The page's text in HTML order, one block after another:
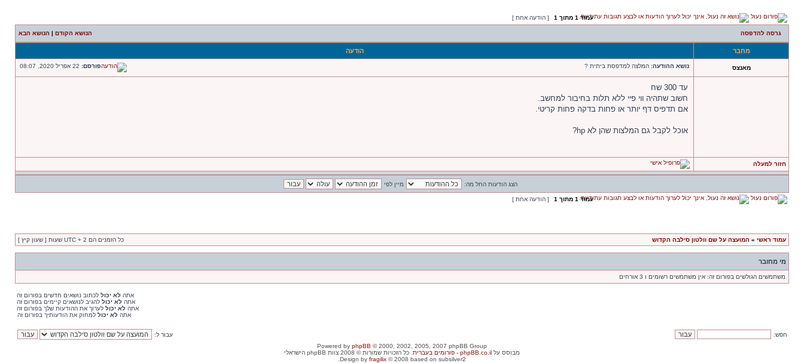
עמוד 1 מתוך 1 [ הודעה אחת ]
גרסה להדפסה הנושא הקודם | הנושא הבא
מחבר הודעה
מאנצס נושא ההודעה: המלצה למדפסת ביתית ? פורסם:
עד 300 שח
חשוב שתהיה ווי פיי ללא תלות בחיבור למחשב.
אם תדפיס דף יותר או פחות בדקה פחות קריטי.
אוכל לקבל גם המלצות שהן לא hp?
חזור למעלה
הצג הודעות החל מה: מיין לפי
עמוד 1 מתוך 1 [ הודעה אחת ]
עמוד ראשי » המועצה על שם וולטון סילבה הקדוש כל הזמנים הם UTC + 2 שעות [ שעון קיץ ]
מי מחובר
משתמשים הגולשים בפורום זה: אין משתמשים רשומים ו 3 אורחים
אתה לא יכול לכתוב נושאים חדשים בפורום זה
אתה לא יכול להגיב לנושאים קיימים בפורום זה
אתה לא יכול לערוך את ההודעות שלך בפורום זה
אתה לא יכול למחוק את הודעותיך בפורום זה
חפש:
עבור ל:
Powered by phpBB © 2000, 2002, 2005, 2007 phpBB Group
מבוסס על phpBB.co.il - פורומים בעברית
. כל הזכויות שמורות © 2008 צוות phpBB הישראלי
Design by fragilix © 2008 based on subsilver2.